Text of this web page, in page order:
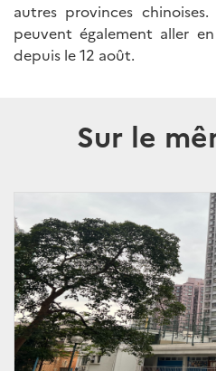
autres provinces
peuvent également aller
depuis le 12 août.
Sur le